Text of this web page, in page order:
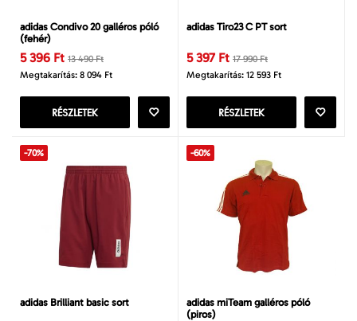
adidas Condivo 20 galléros póló
(fehér)
5 396 Ft 13 490 Ft
Megtakarítás: 8 094 Ft
RÉSZLETEK
adidas Tiro23 C PT sort
5 397 Ft 17 990 Ft
Megtakarítás: 12 593 Ft
RÉSZLETEK
-70%
adidas Brilliant basic sort
-60%
adidas miTeam galléros póló
(piros)